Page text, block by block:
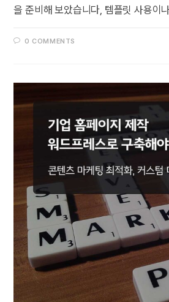
을 준비해 보았습니다, 템플릿 사용이
0 COMMENTS